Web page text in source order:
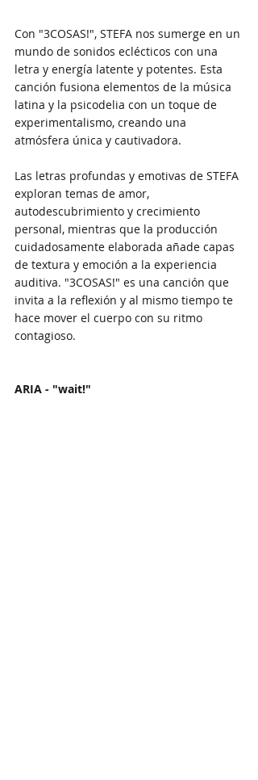
Con "3COSAS!", STEFA nos sumerge en un
mundo de sonidos eclécticos con una
letra y energía latente y potentes. Esta
canción fusiona elementos de la música
latina y la psicodelia con un toque de
experimentalismo, creando una
atmósfera única y cautivadora.
Las letras profundas y emotivas de STEFA
exploran temas de amor,
autodescubrimiento y crecimiento
personal, mientras que la producción
cuidadosamente elaborada añade capas
de textura y emoción a la experiencia
auditiva. "3COSAS!" es una canción que
invita a la reflexión y al mismo tiempo te
hace mover el cuerpo con su ritmo
contagioso.
ARIA - "wait!"